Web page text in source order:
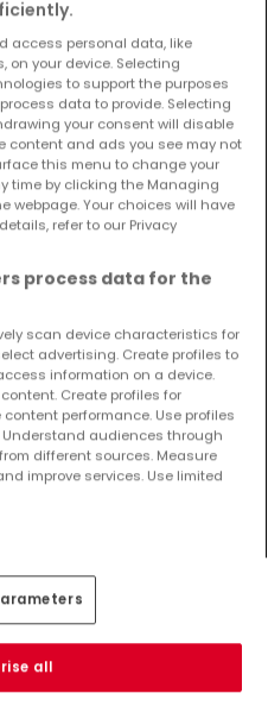
direkt in Ihrem
zu erhalten!
der Nähe
und versuchen Sie
Lorscheid - nach
access personal data, like
on your device. Selecting
to support the purposes
data to provide. Selecting
your consent will disable
content and ads you see may not
this menu to change your
time by clicking the Managing
webpage. Your choices will have
refer to our Privacy
process data for the
scan device characteristics for
advertising. Create profiles to
information on a device.
Create profiles for
performance. Use profiles
audiences through
different sources. Measure
improve services. Use limited
all